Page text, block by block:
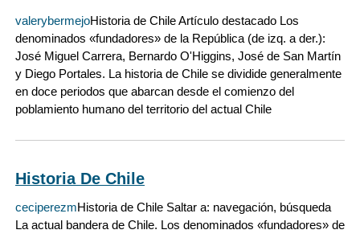
valerybermejoHistoria de Chile Artículo destacado Los
denominados «fundadores» de la República (de izq. a der.):
José Miguel Carrera, Bernardo O'Higgins, José de San Martín
y Diego Portales. La historia de Chile se dividide generalmente
en doce periodos que abarcan desde el comienzo del
poblamiento humano del territorio del actual Chile
Historia De Chile
ceciperezmHistoria de Chile Saltar a: navegación, búsqueda
La actual bandera de Chile. Los denominados «fundadores» de